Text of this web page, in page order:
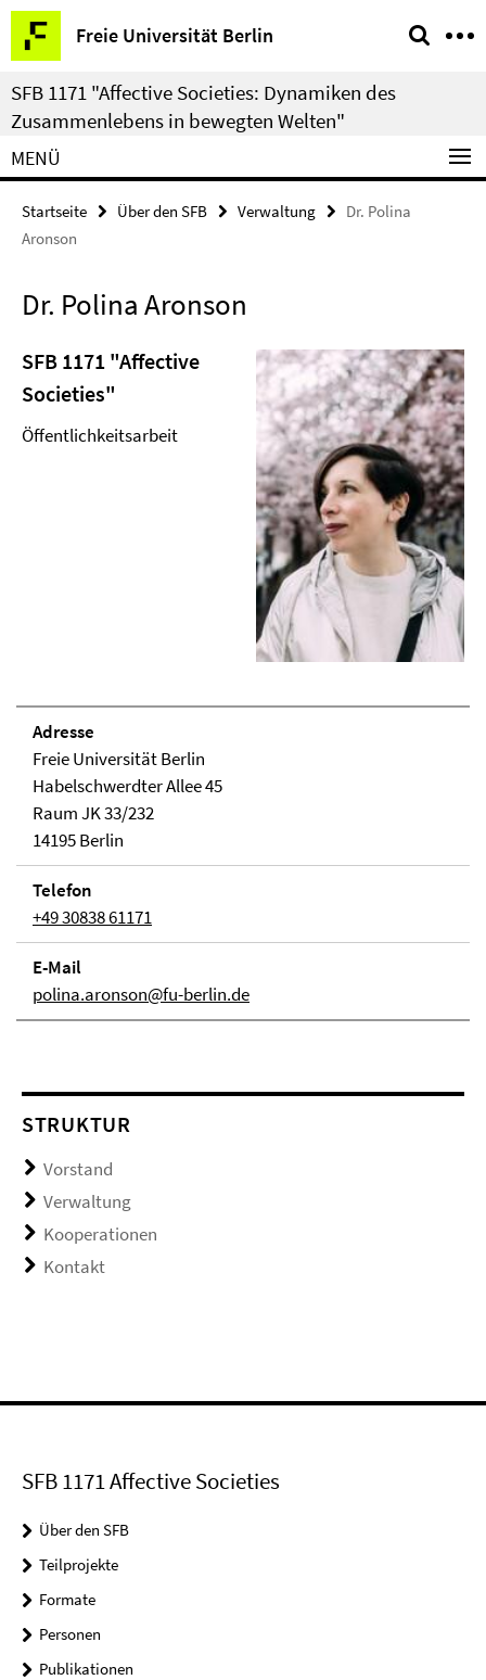
Springe
direkt
zu
Inhalt
Freie Universität Berlin
Service-
Navigation
SFB 1171 "Affective Societies: Dynamiken des
Zusammenlebens in bewegten Welten"
MENÜ
Startseite Über den SFB Verwaltung
Dr. Polina
Aronson
Dr. Polina Aronson
SFB 1171 "Affective
Societies"
Öffentlichkeitsarbeit
Adresse
Freie Universität Berlin
Habelschwerdter Allee 45
Raum JK 33/232
14195 Berlin
Telefon
+49 30838 61171
E-Mail
polina.aronson@fu-berlin.de
STRUKTUR
Vorstand
Verwaltung
Kooperationen
Kontakt
SFB 1171 Affective Societies
Über den SFB
Teilprojekte
Formate
Personen
Publikationen